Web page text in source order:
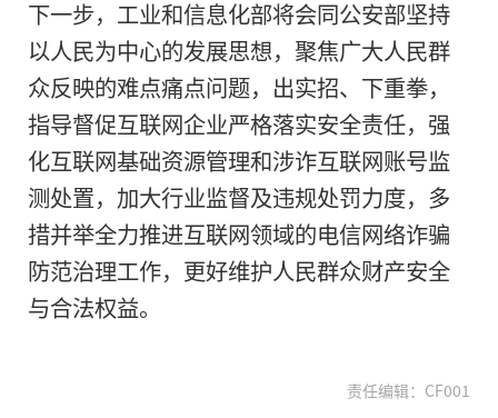
网站数量居高不下等问题
长按二维码
下一步，工业和信息化部将会同公安部坚持
以人民为中心的发展思想，聚焦广大人民群
众反映的难点痛点问题，出实招、下重拳，
指导督促互联网企业严格落实安全责任，强
化互联网基础资源管理和涉诈互联网账号监
测处置，加大行业监督及违规处罚力度，多
措并举全力推进互联网领域的电信网络诈骗
防范治理工作，更好维护人民群众财产安全
与合法权益。
责任编辑：CF001